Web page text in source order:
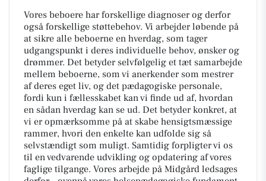
Vores beboere har forskellige diagnoser og derfor
også forskellige støttebehov. Vi arbejder løbende på
at sikre alle beboerne en hverdag, som tager
udgangspunkt i deres individuelle behov, ønsker og
drømmer. Det betyder selvfølgelig et tæt samarbejde
mellem beboerne, som vi anerkender som mestrer
af deres eget liv, og det pædagogiske personale,
fordi kun i fællesskabet kan vi finde ud af, hvordan
en sådan hverdag kan se ud. Det betyder konkret, at
vi er opmærksomme på at skabe hensigtsmæssige
rammer, hvori den enkelte kan udfolde sig så
selvstændigt som muligt. Samtidig forpligter vi os
til en vedvarende udvikling og opdatering af vores
faglige tilgange. Vores arbejde på Midgård ledsages